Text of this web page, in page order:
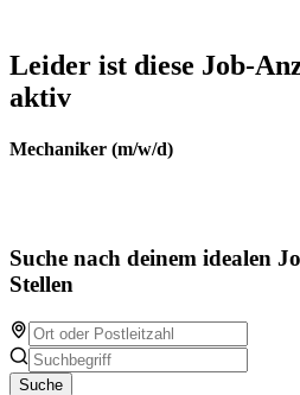
Leider ist diese Job-
aktiv
Mechaniker (m/w/d)
Suche nach deinem idealen
Stellen
Suche